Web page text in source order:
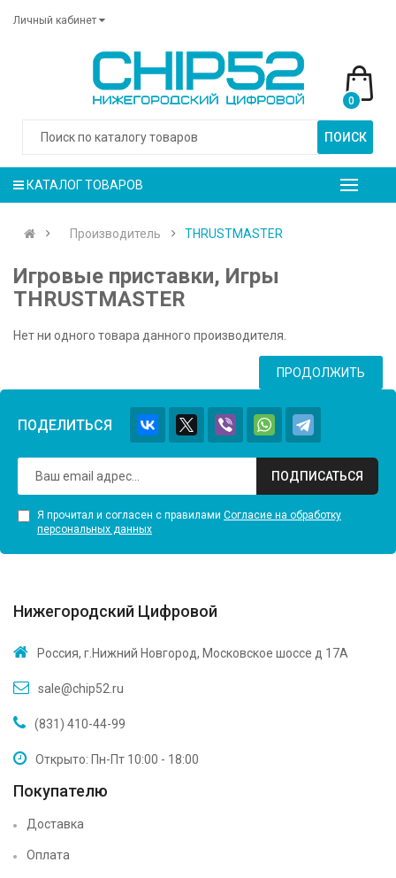
Личный кабинет
ПОИСК
0
КАТАЛОГ ТОВАРОВ
Производитель THRUSTMASTER
Игровые приставки, Игры
THRUSTMASTER
Нет ни одного товара данного производителя.
ПРОДОЛЖИТЬ
ПОДЕЛИТЬСЯ
ПОДПИСАТЬСЯ
Я прочитал и согласен с правилами Согласие на обработку
персональных данных
Нижегородский Цифровой
Россия, г.Нижний Новгород, Московское шоссе д 17А
sale@chip52.ru
(831) 410-44-99
Открыто: Пн-Пт 10:00 - 18:00
Покупателю
Доставка
Оплата